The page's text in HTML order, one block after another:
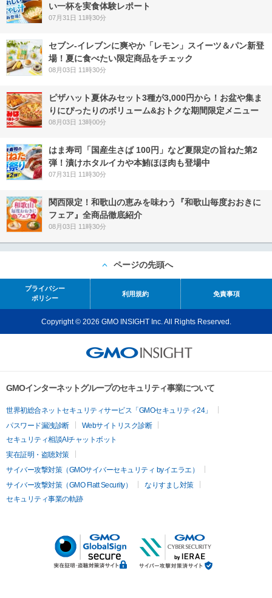
い一杯を実食体験レポート
07月31日 11時30分
セブン‐イレブンに爽やか「レモン」スイーツ＆パン新登
場！夏に食べたい限定商品をチェック
08月03日 11時30分
ピザハット夏休みセット3種が3,000円から！お盆や集ま
りにぴったりのボリューム&おトクな期間限定メニュー
08月03日 13時00分
はま寿司「国産生さば 100円」など夏限定の旨ねた第2
弾！漬けホタルイカや本鮪ほほ肉も登場中
07月31日 11時30分
関西限定！和歌山の恵みを味わう『和歌山毎度おおきに
フェア』全商品徹底紹介
08月03日 11時30分
ページの先頭へ
プライバシー
ポリシー
利用規約 免責事項
Copyright © 2026 GMO INSIGHT Inc. All Rights Reserved.
GMOインターネットグループのセキュリティ事業について
世界初総合ネットセキュリティサービス「GMOセキュリティ24」
パスワード漏洩診断
Webサイトリスク診断
セキュリティ相談AIチャットボット
実在証明・盗聴対策
サイバー攻撃対策（GMOサイバーセキュリティ byイエラエ）
サイバー攻撃対策（GMO Flatt Security）
なりすまし対策
セキュリティ事業の軌跡